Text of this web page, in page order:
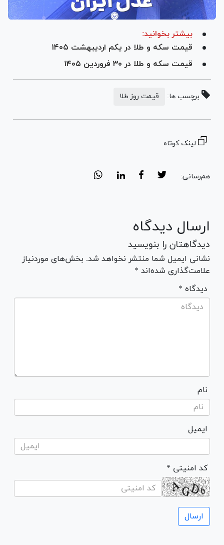
بیشتر بخوانید:
قیمت سکه و طلا در یکم اردیبهشت ۱۴۰۵
قیمت سکه و طلا در ۳۰ فروردین ۱۴۰۵
برچسب ها: قیمت روز طلا
لینک کوتاه
هم‌رسانی:
ارسال دیدگاه
دیدگاهتان را بنویسید
نشانی ایمیل شما منتشر نخواهد شد. بخش‌های موردنیاز
علامت‌گذاری شده‌اند *
* دیدگاه
نام
ایمیل
* کد امنیتی